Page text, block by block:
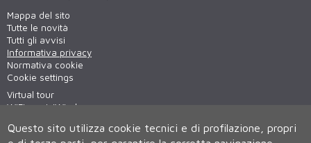
Mappa del sito
Tutte le novità
Tutti gli avvisi
Informativa privacy
Normativa cookie
Cookie settings
Virtual tour
WiFi - unisiWireless
Questo sito utilizza cookie tecnici e di profilazione, propri